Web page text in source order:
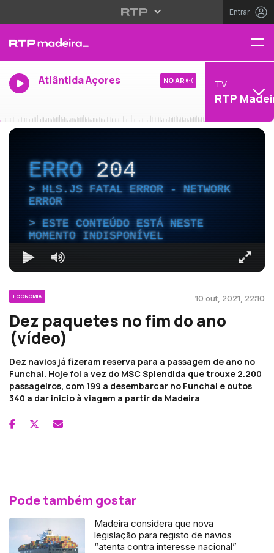
Entrar
Atlântida Açores NO AR TV
RTP
ERRO204
HLS.JS FATAL ERROR - NETWORK
ERROR
ESTE CONTEÚDO ESTÁ NESTE
MOMENTO INDISPONÍVEL
ECONOMIA 10 out, 2021, 22:10
Dez paquetes no fim do ano
(vídeo)
Dez navios já fizeram reserva para a passagem de ano no
Funchal. Hoje foi a vez do MSC Splendida que trouxe 2.200
passageiros, com 199 a desembarcar no Funchal e outos
340 a dar inicio à viagem a partir da Madeira
Pode também gostar
Madeira considera que nova
legislação para registo de navios
“atenta contra interesse nacional”